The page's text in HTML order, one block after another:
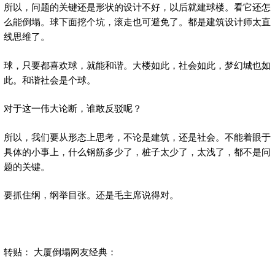
所以，问题的关键还是形状的设计不好，以后就建球楼。看它还怎
么能倒塌。球下面挖个坑，滚走也可避免了。都是建筑设计师太直
线思维了。
球，只要都喜欢球，就能和谐。大楼如此，社会如此，梦幻城也如
此。和谐社会是个球。
对于这一伟大论断，谁敢反驳呢？
所以，我们要从形态上思考，不论是建筑，还是社会。不能着眼于
具体的小事上，什么钢筋多少了，桩子太少了，太浅了，都不是问
题的关键。
要抓住纲，纲举目张。还是毛主席说得对。
转贴： 大厦倒塌网友经典：